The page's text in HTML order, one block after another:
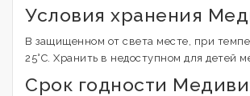
Условия хранения
В защищенном от света месте, при
25°С. Хранить в недоступном для детей
Срок годности